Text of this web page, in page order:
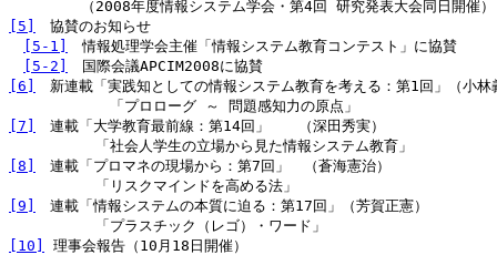
[5]
協賛のお知らせ
[5-1]
情報処理学会主催「情報システム教育コンテスト」に協賛
[5-2]
[6]
新連載「実践知としての情報システム教育を考える：第1回」（小林
[7]
連載「大学教育最前線：第14回」　　（深田秀実）
[8]
連載「プロマネの現場から：第7回」　（蒼海憲治）
[9]
連載「情報システムの本質に迫る：第17回」（芳賀正憲）
[10]